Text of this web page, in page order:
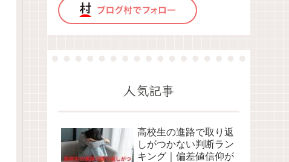
人気記事
高校生の進路で取り返
しがつかない判断ラン
キング｜偏差値信仰が